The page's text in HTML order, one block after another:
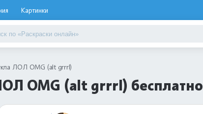
Картинки
ЛОЛ OMG (alt grrrl)
OMG (alt grrrl) бесплатно